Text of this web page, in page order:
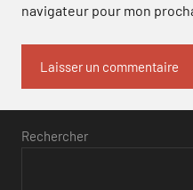
navigateur pour mon
Rechercher